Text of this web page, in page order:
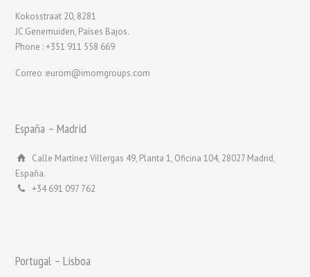
Kokosstraat 20, 8281
JC Genemuiden, Países Bajos.
Phone : +351 911 558 669
Correo :eurom@imomgroups.com
España – Madrid
Calle Martínez Villergas 49, Planta 1, Oficina 104, 28027 Madrid,
España.
+34 691 097 762
Portugal – Lisboa